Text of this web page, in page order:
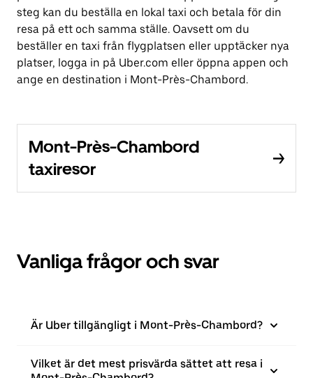
steg kan du beställa en lokal taxi och betala för din
resa på ett och samma ställe. Oavsett om du
beställer en taxi från flygplatsen eller upptäcker nya
platser, logga in på Uber.com eller öppna appen och
ange en destination i Mont-Près-Chambord.
Mont-Près-Chambord
taxiresor
Vanliga frågor och svar
Är Uber tillgängligt i Mont-Près-Chambord?
Vilket är det mest prisvärda sättet att resa i